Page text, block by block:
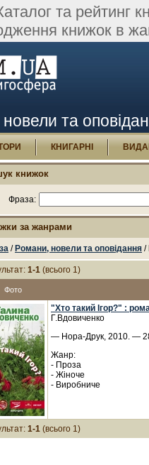
та рейтинг
книжок в
та
КНИГАРНІ
книжок
Фраза:
за жанрами
/ Романи, новели та оповідання /
1-1 (всього 1)
Фото
"Хто такий Ігор?" :
Г.Вдовиченко
— Нора-Друк, 2010. —
Жанр:
- Проза
- Жіноче
- Виробниче
1-1 (всього 1)